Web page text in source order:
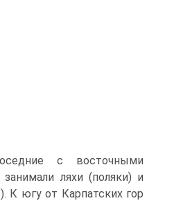
с восточными
ляхи (поляки) и
К югу от Карпатских гор